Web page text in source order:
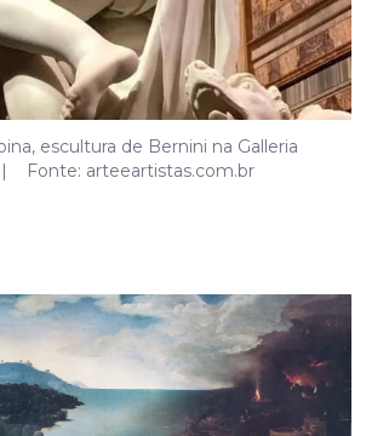
escultura de Bernini na Galleria
Fonte: arteeartistas.com.br